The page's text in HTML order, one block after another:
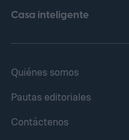
Casa inteligente
Quiénes somos
Pautas editoriales
Contáctenos